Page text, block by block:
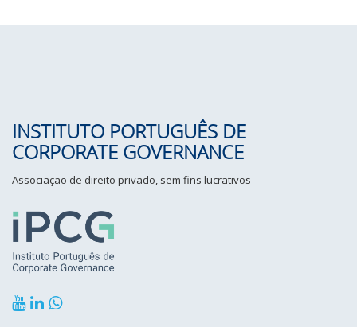
INSTITUTO PORTUGUÊS DE
CORPORATE GOVERNANCE
Associação de direito privado, sem fins lucrativos